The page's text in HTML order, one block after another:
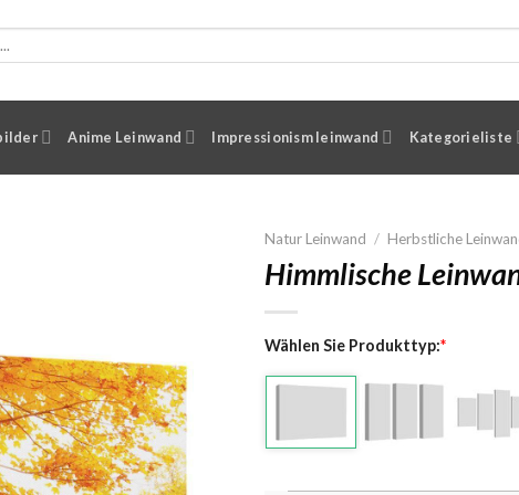
Anime Leinwand Impressionism leinwand Kategorieliste
Natur Leinwand / Herbstliche
Himmlische
Wählen Sie Produkttyp:*